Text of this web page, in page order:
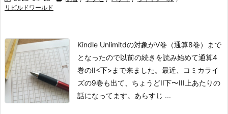
リビルドワールド
Kindle Unlimitdの対象がV巻（通算8巻）まで
となったので以前の続きを読み始めて通算4
巻のII<下>まで来ました。最近、コミカライ
ズの9巻も出て、ちょうどII下〜III上あたりの
話になってます。 あらすじ ...